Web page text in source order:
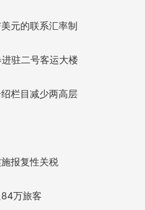
元的联系汇率制
驻二号客运大楼
栏目减少两高层
报复性关税
万旅客